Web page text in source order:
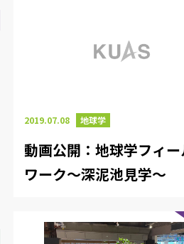
2019.07.08 地球学
動画公開：地球学フィー
ワーク～深泥池見学～